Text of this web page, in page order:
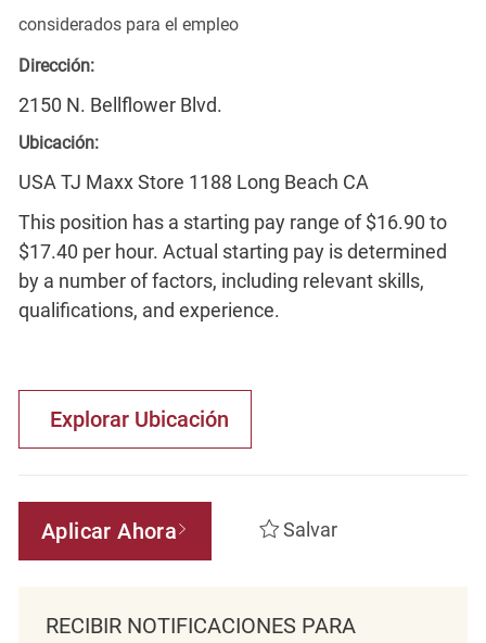
considerados para el empleo
Dirección:
2150 N. Bellflower Blvd.
Ubicación:
USA TJ Maxx Store 1188 Long Beach CA
This position has a starting pay range of $16.90 to
$17.40 per hour. Actual starting pay is determined
by a number of factors, including relevant skills,
qualifications, and experience.
Explorar Ubicación
Aplicar Ahora Salvar
RECIBIR NOTIFICACIONES PARA